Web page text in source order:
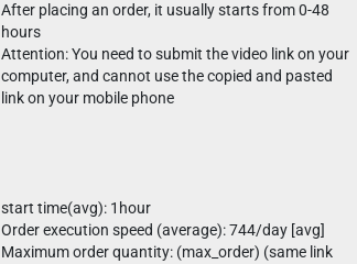
After placing an order, it usually starts from 0-48
hours
Attention: You need to submit the video link on your
computer, and cannot use the copied and pasted
link on your mobile phone
start time(avg): 1hour
Order execution speed (average): 744/day [avg]
Maximum order quantity: (max_order) (same link